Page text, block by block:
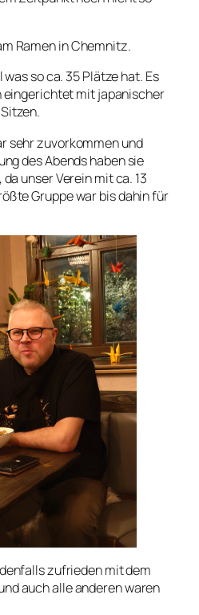
Ramen in Chemnitz.
so ca. 35 Plätze hat. Es
eingerichtet mit japanischer
sehr zuvorkommen und
des Abends haben sie
unser Verein mit ca. 13
Gruppe war bis dahin für
zufrieden mit dem
auch alle anderen waren